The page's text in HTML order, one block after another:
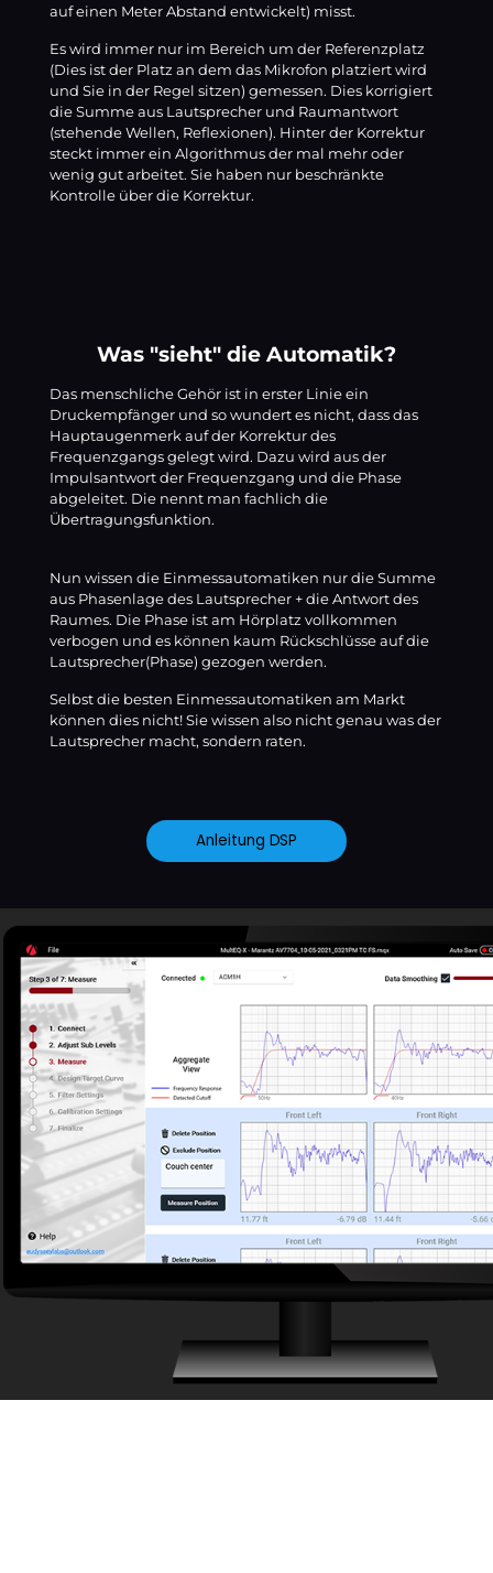
auf einen Meter Abstand entwickelt) misst.
Es wird immer nur im Bereich um der Referenzplatz
(Dies ist der Platz an dem das Mikrofon platziert wird
und Sie in der Regel sitzen) gemessen. Dies korrigiert
die Summe aus Lautsprecher und Raumantwort
(stehende Wellen, Reflexionen). Hinter der Korrektur
steckt immer ein Algorithmus der mal mehr oder
wenig gut arbeitet. Sie haben nur beschränkte
Kontrolle über die Korrektur.
Was "sieht" die Automatik?
Das menschliche Gehör ist in erster Linie ein
Druckempfänger und so wundert es nicht, dass das
Hauptaugenmerk auf der Korrektur des
Frequenzgangs gelegt wird. Dazu wird aus der
Impulsantwort der Frequenzgang und die Phase
abgeleitet. Die nennt man fachlich die
Übertragungsfunktion.
Nun wissen die Einmessautomatiken nur die Summe
aus Phasenlage des Lautsprecher + die Antwort des
Raumes. Die Phase ist am Hörplatz vollkommen
verbogen und es können kaum Rückschlüsse auf die
Lautsprecher(Phase) gezogen werden.
Selbst die besten Einmessautomatiken am Markt
können dies nicht! Sie wissen also nicht genau was der
Lautsprecher macht, sondern raten.
Anleitung DSP